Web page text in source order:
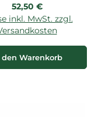
Regulärer Preis:
52,50 €
inkl. MwSt. zzgl.
den Warenkorb